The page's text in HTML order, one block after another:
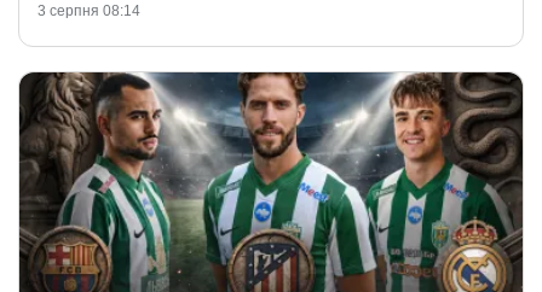
3 серпня 08:14